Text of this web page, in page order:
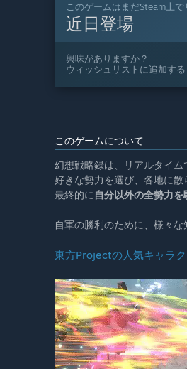
このゲームはまだSteam上で
近日登場
興味がありますか？
ウィッシュリストに追加す
このゲームについて
幻想戦略録は、リアルタイム
好きな勢力を選び、各地に散
最終的に 自分以外の全勢力を
自軍の勝利のために、様々
東方Projectの人気キャラ